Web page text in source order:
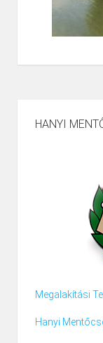
HANYI
Megalakítási
Hanyi